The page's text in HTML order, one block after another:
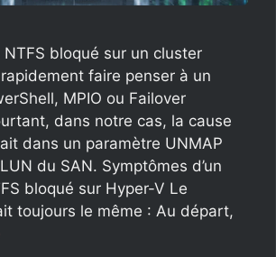
bloqué sur un cluster
faire penser à un
MPIO ou Failover
dans notre cas, la cause
dans un paramètre UNMAP
du SAN. Symptômes d’un
bloqué sur Hyper-V Le
toujours le même : Au départ,